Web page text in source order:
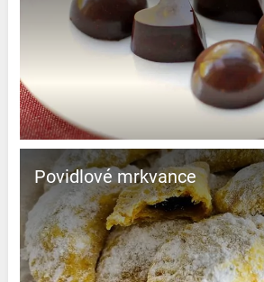
Povidlové mrkvance